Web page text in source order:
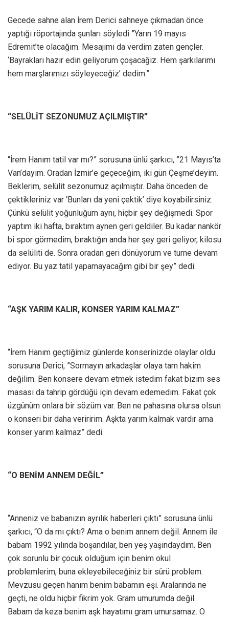
Gecede sahne alan İrem Derici sahneye çıkmadan önce
yaptığı röportajında şunları söyledi ”Yarın 19 mayıs
Edremit’te olacağım. Mesajımı da verdim zaten gençler.
‘Bayrakları hazır edin geliyorum çoşacağız. Hem şarkılarımı
hem marşlarımızı söyleyeceğiz’ dedim.”
“SELÜLİT SEZONUMUZ AÇILMIŞTIR”
“İrem Hanım tatil var mı?” sorusuna ünlü şarkıcı, ”21 Mayıs’ta
Van’dayım. Oradan İzmir’e geçeceğim, iki gün Çeşme’deyim.
Beklerim, selülit sezonumuz açılmıştır. Daha önceden de
çektikleriniz var ‘Bunları da yeni çektik’ diye koyabilirsiniz.
Çünkü selülit yoğunluğum aynı, hiçbir şey değişmedi. Spor
yaptım iki hafta, bıraktım aynen geri geldiler. Bu kadar nankör
bi spor görmedim, bıraktığın anda her şey geri geliyor, kilosu
da selüliti de. Sonra oradan geri dönüyorum ve turne devam
ediyor. Bu yaz tatil yapamayacağım gibi bir şey” dedi.
“AŞK YARIM KALIR, KONSER YARIM KALMAZ”
“İrem Hanım geçtiğimiz günlerde konserinizde olaylar oldu
sorusuna Derici, ”Sormayın arkadaşlar olaya tam hakim
değilim. Ben konsere devam etmek istedim fakat bizim ses
masası da tahrip gördüğü için devam edemedim. Fakat çok
üzgünüm onlara bir sözüm var. Ben ne pahasına olursa olsun
o konseri bir daha veriririm. Aşkta yarım kalmak vardır ama
konser yarım kalmaz” dedi.
“O BENİM ANNEM DEĞİL”
“Anneniz ve babanızın ayrılık haberleri çıktı” sorusuna ünlü
şarkıcı, “O da mı çıktı? Ama o benim annem değil. Annem ile
babam 1992 yılında boşandılar, ben yeş yaşındaydım. Ben
çok sorunlu bir çocuk olduğum için benim okul
problemlerim, buna ekleyebileceğiniz bir sürü problem.
Mevzusu geçen hanım benim babamın eşi. Aralarında ne
geçti, ne oldu hiçbir fikrim yok. Gram umurumda değil.
Babam da keza benim aşk hayatımı gram umursamaz. O